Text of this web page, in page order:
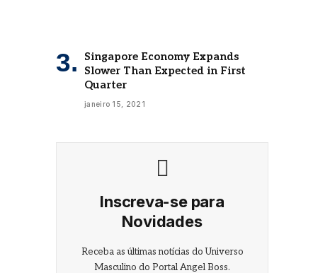
Singapore Economy Expands
Slower Than Expected in First
Quarter
janeiro 15, 2021
Inscreva-se para
Novidades
Receba as últimas notícias do Universo
Masculino do Portal Angel Boss.